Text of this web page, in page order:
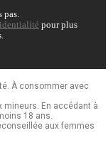
pas.
pour plus
À consommer avec
mineurs. En accédant à
18 ans.
aux femmes